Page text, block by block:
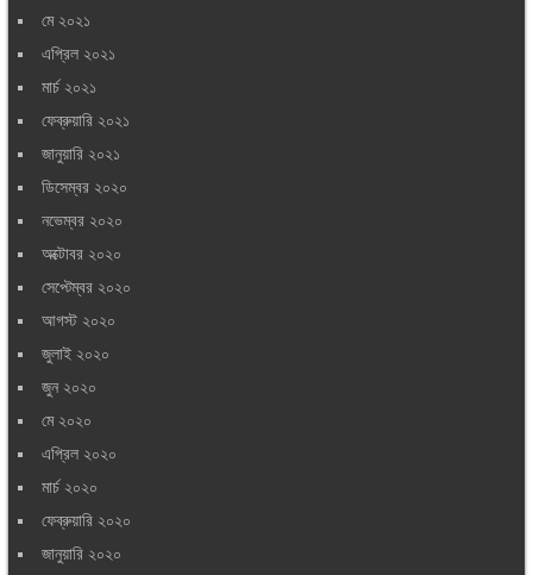
মে ২০২১
এপ্রিল ২০২১
মার্চ ২০২১
ফেব্রুয়ারি ২০২১
জানুয়ারি ২০২১
ডিসেম্বর ২০২০
নভেম্বর ২০২০
অক্টোবর ২০২০
সেপ্টেম্বর ২০২০
আগস্ট ২০২০
জুলাই ২০২০
জুন ২০২০
মে ২০২০
এপ্রিল ২০২০
মার্চ ২০২০
ফেব্রুয়ারি ২০২০
জানুয়ারি ২০২০